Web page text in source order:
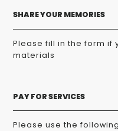
SHARE YOUR MEMORIES
Please fill in the form if
materials
PAY FOR SERVICES
Please use the